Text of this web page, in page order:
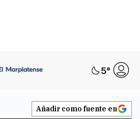
5°
Añadir como fuente en